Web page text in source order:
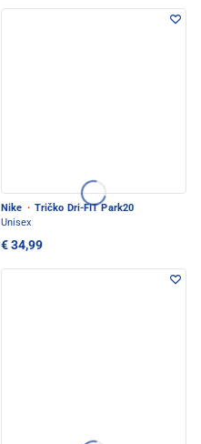
Nike · Tričko Dri-FIT Park20
Unisex
€ 34,99